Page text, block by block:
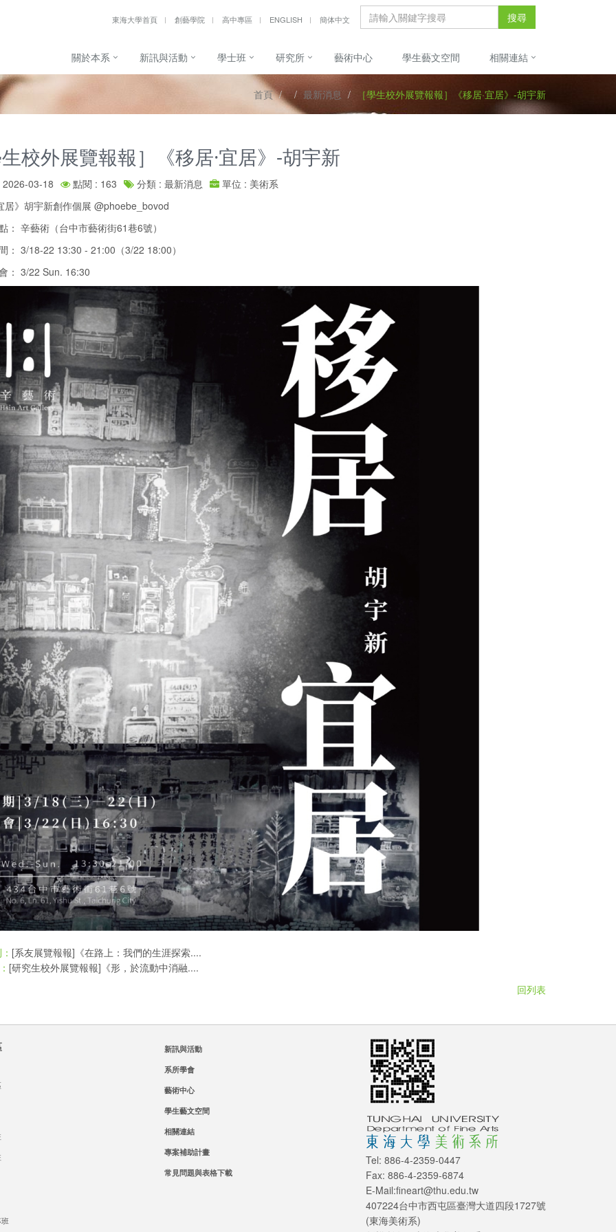
東海大學首頁 創藝學院 高中專區 ENGLISH 簡体中文 搜尋
關於本系 新訊與活動 學士班 研究所 藝術中心 學生藝文空間 相關連結
首頁 最新消息 ［學生校外展覽報報］《移居·宜居》-胡宇新
校外展覽報報］《移居·宜居》-胡宇新
03-18 點閱 : 163 分類 : 最新消息
單位 : 美術系
居》胡宇新創作個展 @phoebe_bovod
： 辛藝術（台中市藝術街61巷6號）
： 3/18-22 13:30 - 21:00（3/22 18:00）
： 3/22 Sun. 16:30
[系友展覽報報]《在路上：我們的生涯探索....
[研究生校外展覽報報]《形，於流動中消融....
回列表
新訊與活動
系所學會
藝術中心
學生藝文空間
相關連結
專案補助計畫
常見問題與表格下載
Tel: 886-4-2359-0447
Fax: 886-4-2359-6874
E-Mail:fineart@thu.edu.tw
407224台中市西屯區臺灣大道四段1727號
(東海美術系)